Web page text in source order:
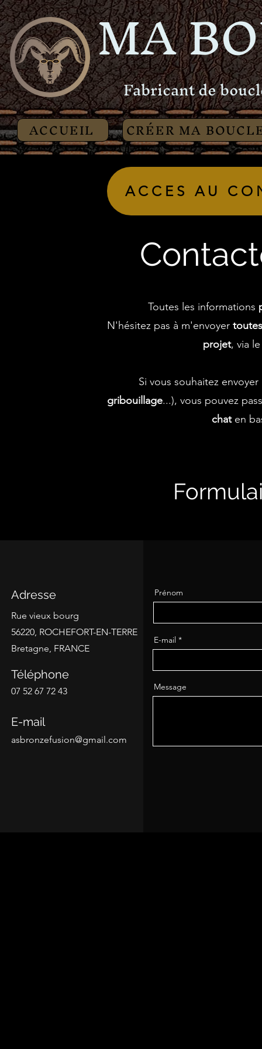
MA
Fabricant de
ACCUEIL CRÉER MA
ACCES AU
Toutes les informations
N'hésitez pas à m'envoyer
projet, via
Si vous souhaitez
gribouillage...), vous pouvez
chaten
Adresse
Rue vieux bourg
56220, ROCHEFORT-EN-TERRE
Bretagne, FRANCE
Téléphone
07 52 67 72 43
E-mail
asbronzefusion@gmail.com
Prénom
E-mail
Message